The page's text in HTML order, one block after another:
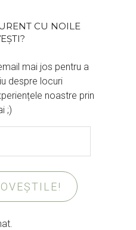
CU NOILE
mai jos pentru a
despre locuri
noastre prin
;)